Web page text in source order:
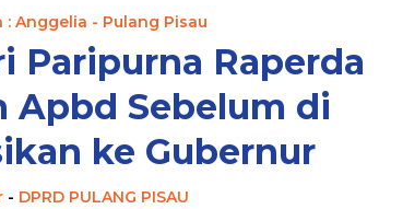
: Anggelia - Pulang Pisau
Paripurna Raperda
Apbd Sebelum di
ke Gubernur
- DPRD PULANG PISAU